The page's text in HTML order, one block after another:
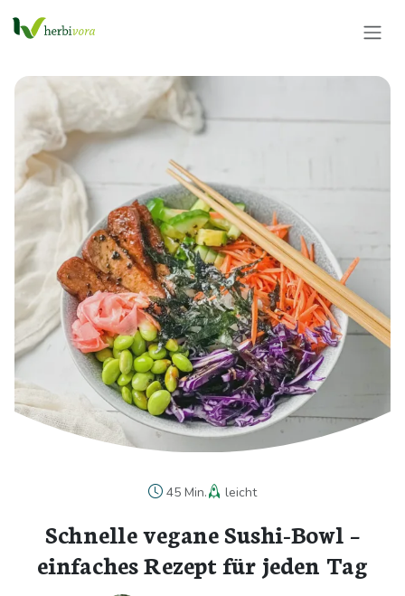
45 Min. leicht
Schnelle vegane Sushi-Bowl –
einfaches Rezept für jeden Tag